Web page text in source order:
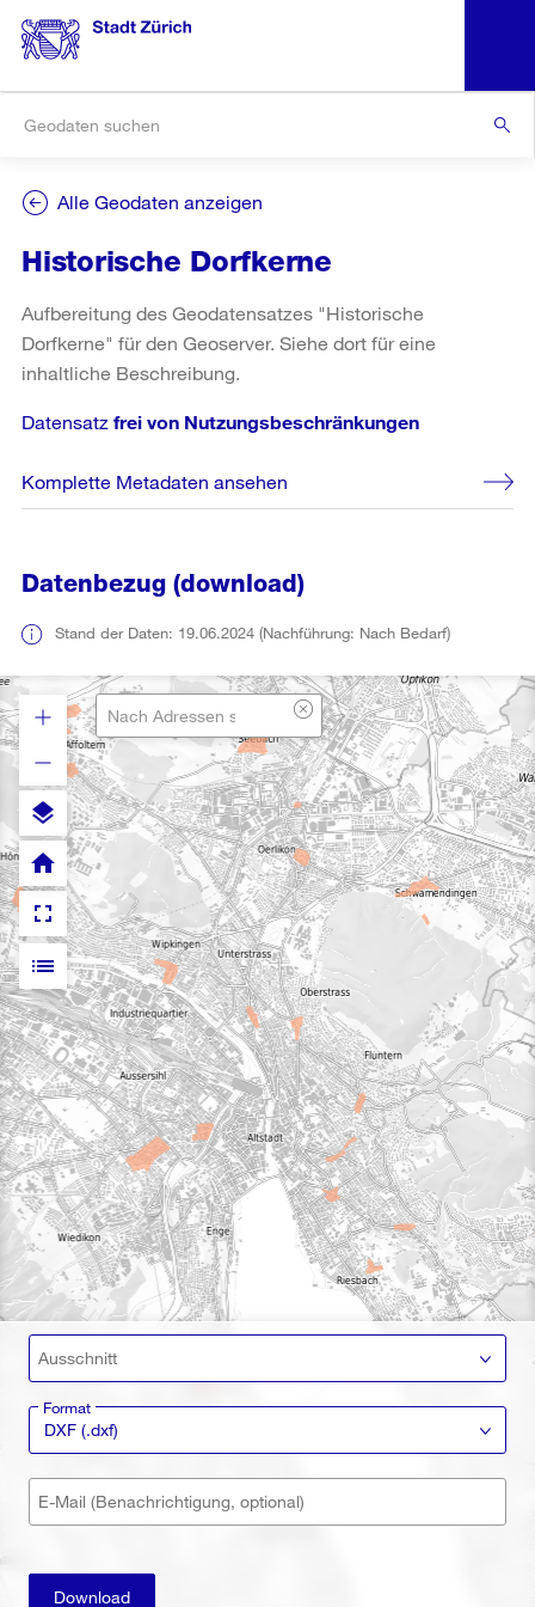
Alle Geodaten anzeigen
Historische Dorfkerne
Aufbereitung des Geodatensatzes "Historische
Dorfkerne" für den Geoserver. Siehe dort für eine
inhaltliche Beschreibung.
Datensatz frei von Nutzungsbeschränkungen
Komplette Metadaten ansehen
Datenbezug (download)
Stand der Daten: 19.06.2024 (Nachführung: Nach Bedarf)
layers
fullscreen
home
list
Ausschnitt
Format
DXF (.dxf)
E-Mail (Benachrichtigung, optional)
Download